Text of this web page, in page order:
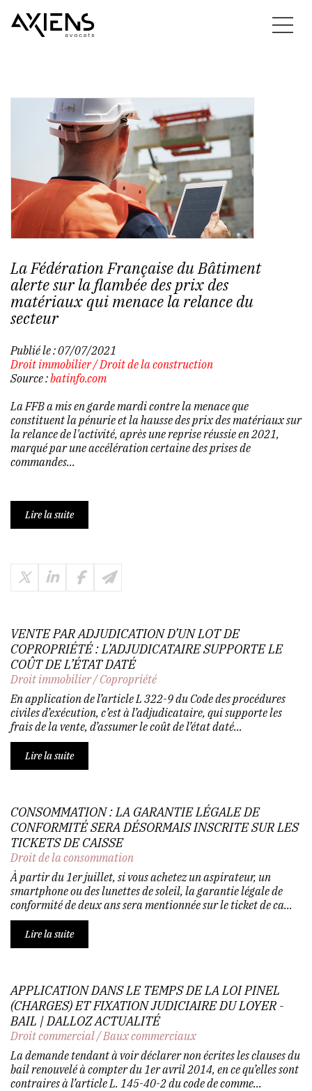
La Fédération Française du Bâtiment
alerte sur la flambée des prix des
matériaux qui menace la relance du
secteur
Publié le :07/07/2021
Droit immobilier/Droit de la construction
Source :batinfo.com
La FFB a mis en garde mardi contre la menace que
constituent la pénurie et la hausse des prix des matériaux sur
la relance de l'activité, après une reprise réussie en 2021,
marqué par une accélération certaine des prises de
commandes...
Lire la suite
VENTE PAR ADJUDICATION D’UN LOT DE
COPROPRIÉTÉ : L’ADJUDICATAIRE SUPPORTE LE
COÛT DE L’ÉTAT DATÉ
Droit immobilier/Copropriété
En application de l’article L 322-9 du Code des procédures
civiles d’exécution, c’est à l’adjudicataire, qui supporte les
frais de la vente, d’assumer le coût de l’état daté...
Lire la suite
CONSOMMATION : LA GARANTIE LÉGALE DE
CONFORMITÉ SERA DÉSORMAIS INSCRITE SUR LES
TICKETS DE CAISSE
Droit de la consommation
À partir du 1er juillet, si vous achetez un aspirateur, un
smartphone ou des lunettes de soleil, la garantie légale de
conformité de deux ans sera mentionnée sur le ticket de ca...
Lire la suite
APPLICATION DANS LE TEMPS DE LA LOI PINEL
(CHARGES) ET FIXATION JUDICIAIRE DU LOYER -
BAIL | DALLOZ ACTUALITÉ
Droit commercial/Baux commerciaux
La demande tendant à voir déclarer non écrites les clauses du
bail renouvelé à compter du 1er avril 2014, en ce qu’elles sont
contraires à l’article L. 145-40-2 du code de comme...